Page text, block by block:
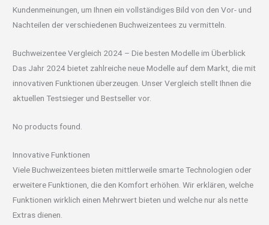
Kundenmeinungen, um Ihnen ein vollständiges Bild von den Vor- und
Nachteilen der verschiedenen Buchweizentees zu vermitteln.
Buchweizentee Vergleich 2024 – Die besten Modelle im Überblick
Das Jahr 2024 bietet zahlreiche neue Modelle auf dem Markt, die mit
innovativen Funktionen überzeugen. Unser Vergleich stellt Ihnen die
aktuellen Testsieger und Bestseller vor.
No products found.
Innovative Funktionen
Viele Buchweizentees bieten mittlerweile smarte Technologien oder
erweitere Funktionen, die den Komfort erhöhen. Wir erklären, welche
Funktionen wirklich einen Mehrwert bieten und welche nur als nette
Extras dienen.